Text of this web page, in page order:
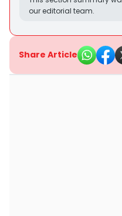
our editorial team.
Share Article